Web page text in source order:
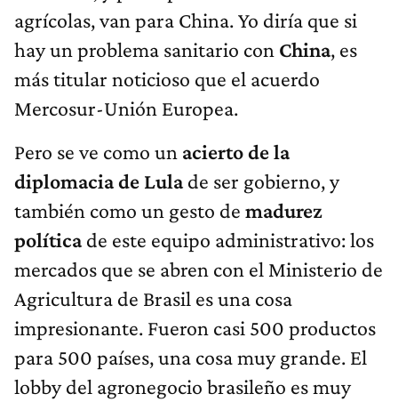
agrícolas, van para China. Yo diría que si
hay un problema sanitario con China, es
más titular noticioso que el acuerdo
Mercosur-Unión Europea.
Pero se ve como un acierto de la
diplomacia de Lulade ser gobierno, y
también como un gesto de madurez
políticade este equipo administrativo: los
mercados que se abren con el Ministerio de
Agricultura de Brasil es una cosa
impresionante. Fueron casi 500 productos
para 500 países, una cosa muy grande. El
lobby del agronegocio brasileño es muy